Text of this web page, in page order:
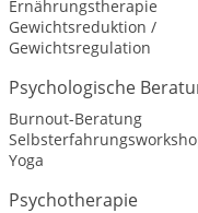
Ernährungstherapie
Gewichtsreduktion /
Gewichtsregulation
Psychologische
Burnout-Beratung
Yoga
Psychotherapie